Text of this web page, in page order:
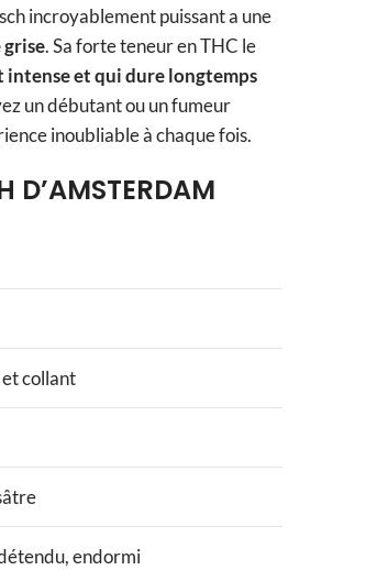
incroyablement puissant a une
. Sa forte teneur en THC le
intense et qui dure longtemps
un débutant ou un fumeur
inoubliable à chaque fois.
D’AMSTERDAM
collant
endormi